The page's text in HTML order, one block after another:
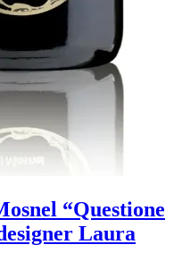
“Questione
Laura